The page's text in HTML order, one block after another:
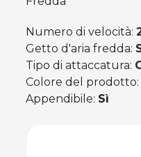
Numero di velocità:
Getto d'aria fredda:
Tipo di attaccatura:
Colore del prodotto:
Appendibile: Sì